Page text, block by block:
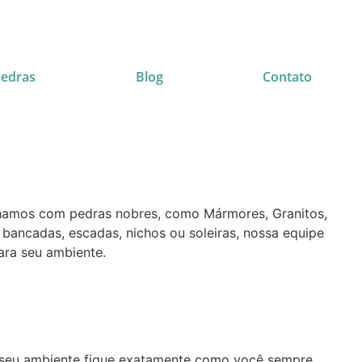
Blog Contato
com pedras nobres, como Mármores, Granitos,
escadas, nichos ou soleiras, nossa equipe
seu ambiente.